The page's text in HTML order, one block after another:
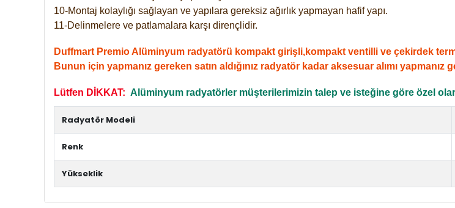
10-Montaj kolaylığı sağlayan ve yapılara gereksiz ağırlık yapmayan hafif yapı.
11-Delinmelere ve patlamalara karşı dirençlidir.
Duffmart Premio Alüminyum radyatörü kompakt girişli,kompakt ventilli ve çekirdek
Bunun için yapmanız gereken satın aldığınız radyatör kadar aksesuar alımı yapmanız
Lütfen DİKKAT: Alüminyum radyatörler müşterilerimizin talep ve isteğine göre özel
Radyatör Modeli
Renk
Yükseklik